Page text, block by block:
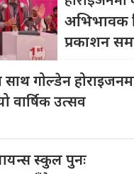
अभिभावक
प्रकाशन
साथ गोल्डेन
वार्षिक उत्सव
स्कुल पुनः